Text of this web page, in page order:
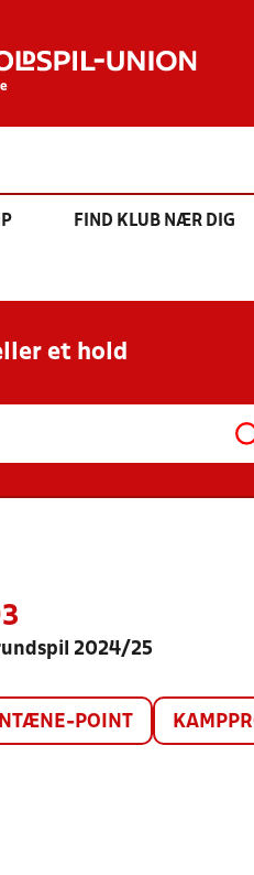
FIND KLUB NÆR DIG
et hold
2024/25
POINT